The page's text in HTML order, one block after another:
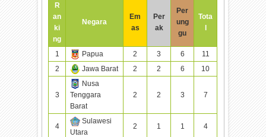
R
an
ki
ng
Negara
Em
as
Per
ak
Per
ung
gu
Tota
l
1 Papua 2 3 6
11
2
Jawa Barat 2 2 6 10
3
Nusa
Tenggara
Barat
2 2 3 7
4
Sulawesi
Utara
2 1 1 4